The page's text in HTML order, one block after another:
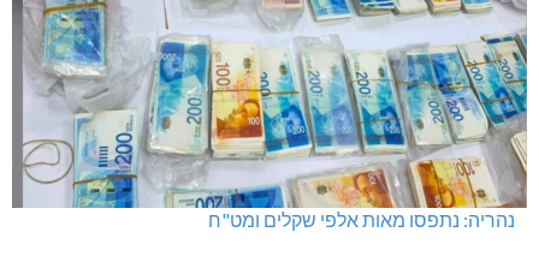
נהריה: נתפסו מאות אלפי שקלים ומט"ח